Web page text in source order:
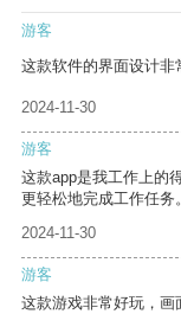
游客
这款软件的界面设计非
2024-11-30
游客
这款app是我工作上的
更轻松地完成工作任务。
2024-11-30
游客
这款游戏非常好玩，